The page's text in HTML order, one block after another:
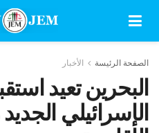
الرئيسة الأخبار
تعيد استقبال
الجديد